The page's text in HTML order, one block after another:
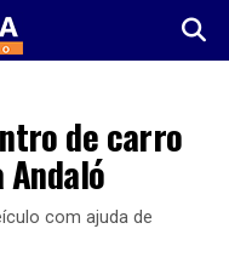
de carro
com ajuda de